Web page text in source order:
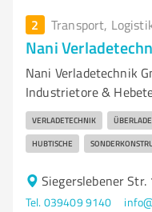
2 Transport,
Nani
Nani Verladetechnik
Industrietore &
VERLADETECHNIK
HUBTISCHE
Siegerslebener
Tel. 039409 9140